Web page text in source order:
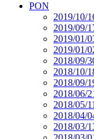
PON
2019/10/
2019/09/
2019/01/
2019/01/
2018/09/
2018/10/
2018/09/
2018/06/
2018/05/
2018/04/
2018/03/